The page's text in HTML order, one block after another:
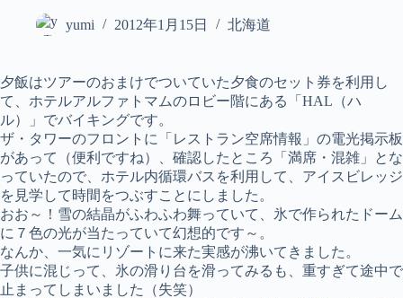
yumi 2012年1月15日 北海道
夕飯はツアーのおまけでついていた夕食のセット券を利用し
て、ホテルアルファトマムのロビー階にある「HAL（ハ
ル）」でバイキングです。
ザ・タワーのフロントに「レストラン空席情報」の電光掲示板
があって（便利ですね）、確認したところ「満席・混雑」とな
っていたので、ホテル内循環バスを利用して、アイスビレッジ
を見学して時間をつぶすことにしました。
おお～！雪の結晶がふわふわ舞っていて、氷で作られたドーム
に７色の光が当たっていて幻想的です～。
なんか、一気にリゾートに来た実感が沸いてきました。
子供に混じって、氷の滑り台を滑ってみるも、重すぎて途中で
止まってしまいました（失笑）